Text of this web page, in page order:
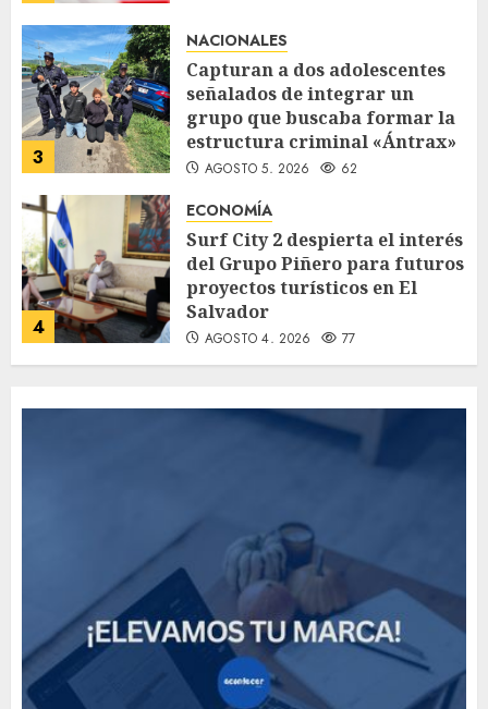
3
NACIONALES
Capturan a dos adolescentes
señalados de integrar un
grupo que buscaba formar la
estructura criminal «Ántrax»
AGOSTO 5, 2026 62
4
ECONOMÍA
Surf City 2 despierta el interés
del Grupo Piñero para futuros
proyectos turísticos en El
Salvador
AGOSTO 4, 2026 77